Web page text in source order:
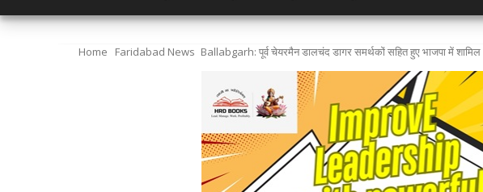
Home Faridabad News Ballabgarh: पूर्व चेयरमैन डालचंद डागर समर्थकों सहित हुए भाजपा में शामिल